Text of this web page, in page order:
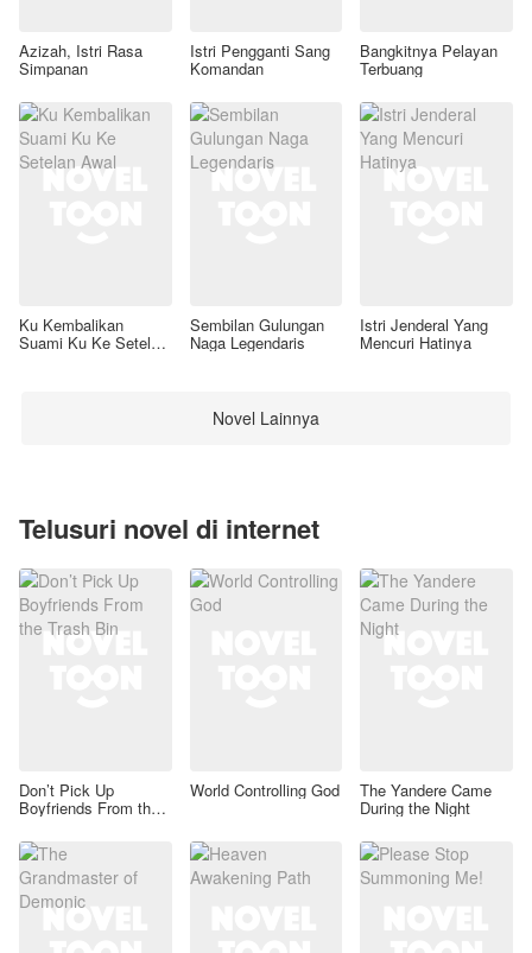
Azizah, Istri Rasa
Simpanan
Istri Pengganti Sang
Komandan
Bangkitnya Pelayan
Terbuang
Ku Kembalikan
Suami Ku Ke Setelan
Sembilan Gulungan
Naga Legendaris
Istri Jenderal Yang
Mencuri Hatinya
Novel Lainnya
Telusuri novel di internet
Don’t Pick Up
Boyfriends From the
World Controlling God The Yandere Came
During the Night